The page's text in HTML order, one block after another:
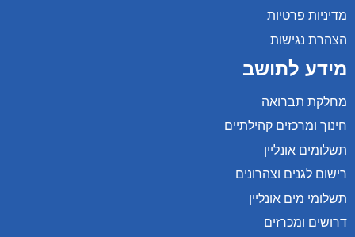
מדיניות פרטיות
הצהרת נגישות
מידע לתושב
מחלקת תברואה
חינוך ומרכזים קהילתיים
תשלומים אונליין
רישום לגנים וצהרונים
תשלומי מים אונליין
דרושים ומכרזים